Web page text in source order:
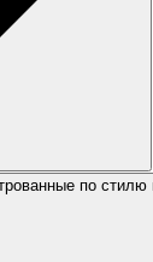
по стилю